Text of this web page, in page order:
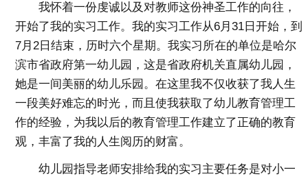
我怀着一份虔诚以及对教师这份神圣工作的向往，
开始了我的实习工作。我的实习工作从6月31日开始，到
7月2日结束，历时六个星期。我实习所在的单位是哈尔
滨市省政府第一幼儿园，这是省政府机关直属幼儿园，
她是一间美丽的幼儿乐园。在这里我不仅收获了我人生
一段美好难忘的时光，而且使我获取了幼儿教育管理工
作的经验，为我以后的教育管理工作建立了正确的教育
观，丰富了我的人生阅历的财富。
幼儿园指导老师安排给我的实习主要任务是对小一